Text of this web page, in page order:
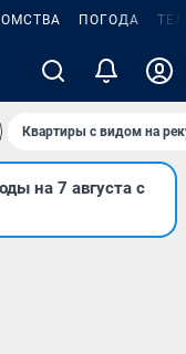
ПОГОДА
Квартиры с видом на
на 7 августа с